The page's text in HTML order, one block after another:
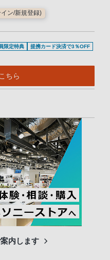
ン/新規登録)
限定特典
提携カード決済で3％OFF
ちら
内します